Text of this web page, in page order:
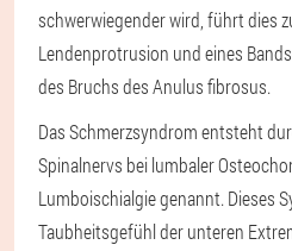
schwerwiegender wird, führt dies
Lendenprotrusion und eines
des Bruchs des Anulus fibrosus.
Das Schmerzsyndrom entsteht
Spinalnervs bei lumbaler
Lumboischialgie genannt. Dieses
Taubheitsgefühl der unteren